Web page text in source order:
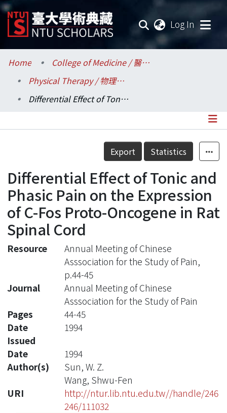
Log In
Communities & Collections
Research Outputs
Statistics
Home
College of Medicine / 醫學院
Physical Therapy / 物理治療學系所
Differential Effect of Tonic and Phasic Pain on the Expression of C-Fos Proto-Oncogene in Rat Spinal Cord
Details
Export Statistics
Differential Effect of Tonic and
Phasic Pain on the Expression
of C-Fos Proto-Oncogene in Rat
Spinal Cord
Resource
Annual Meeting of Chinese
Asssociation for the Study of Pain,
p.44-45
Journal
Annual Meeting of Chinese
Asssociation for the Study of Pain
Pages
44-45
Date
Issued
1994
Date
1994
Author(s)
Sun, W. Z.
Wang, Shwu-Fen
URI
http://ntur.lib.ntu.edu.tw//handle/246
246/111032